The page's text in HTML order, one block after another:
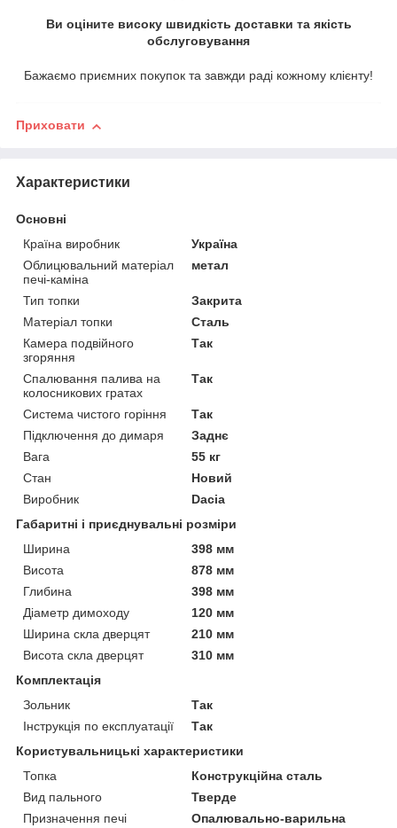
Ви оціните високу швидкість доставки та якість
обслуговування
Бажаємо приємних покупок та завжди раді кожному клієнту!
Приховати
Характеристики
Основні
Країна виробник
Україна
Облицювальний матеріал
печі-каміна
метал
Тип топки
Закрита
Матеріал топки
Сталь
Камера подвійного
згоряння
Так
Спалювання палива на
колосникових гратах
Так
Система чистого горіння
Так
Підключення до димаря
Заднє
Вага
55 кг
Стан
Новий
Виробник
Dacia
Габаритні і приєднувальні розміри
Ширина
398 мм
Висота
878 мм
Глибина
398 мм
Діаметр димоходу
120 мм
Ширина скла дверцят
210 мм
Висота скла дверцят
310 мм
Комплектація
Зольник
Так
Інструкція по експлуатації
Так
Користувальницькі характеристики
Топка
Конструкційна сталь
Вид пального
Тверде
Призначення печі
Опалювально-варильна